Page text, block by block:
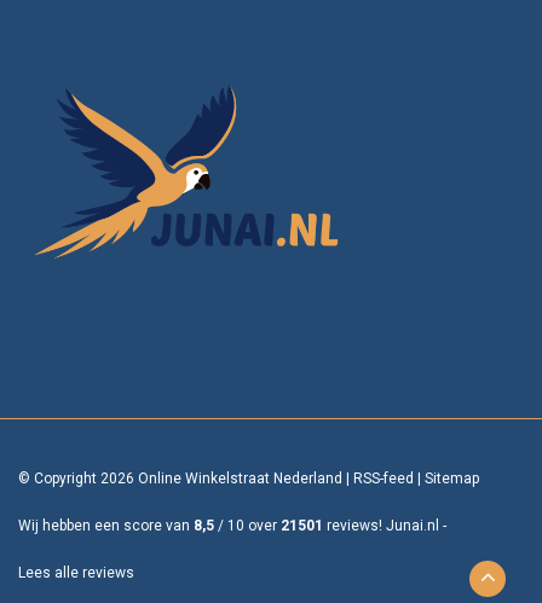
© Copyright 2026 Online Winkelstraat Nederland RSS-feed Sitemap
Wij hebben een score van 8,5 / 10 over 21501 reviews! Junai.nl -
Lees alle reviews